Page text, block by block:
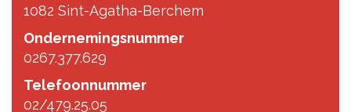
1082 Sint-Agatha-Berchem
Ondernemingsnummer
0267.377.629
Telefoonnummer
02/479.25.05